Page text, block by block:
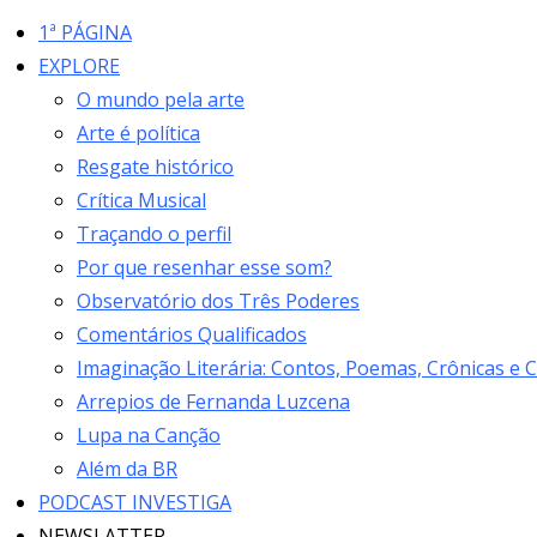
1ª PÁGINA
EXPLORE
O mundo pela arte
Arte é política
Resgate histórico
Crítica Musical
Traçando o perfil
Por que resenhar esse som?
Observatório dos Três Poderes
Comentários Qualificados
Imaginação Literária: Contos, Poemas, Crônicas e
Arrepios de Fernanda Luzcena
Lupa na Canção
Além da BR
PODCAST INVESTIGA